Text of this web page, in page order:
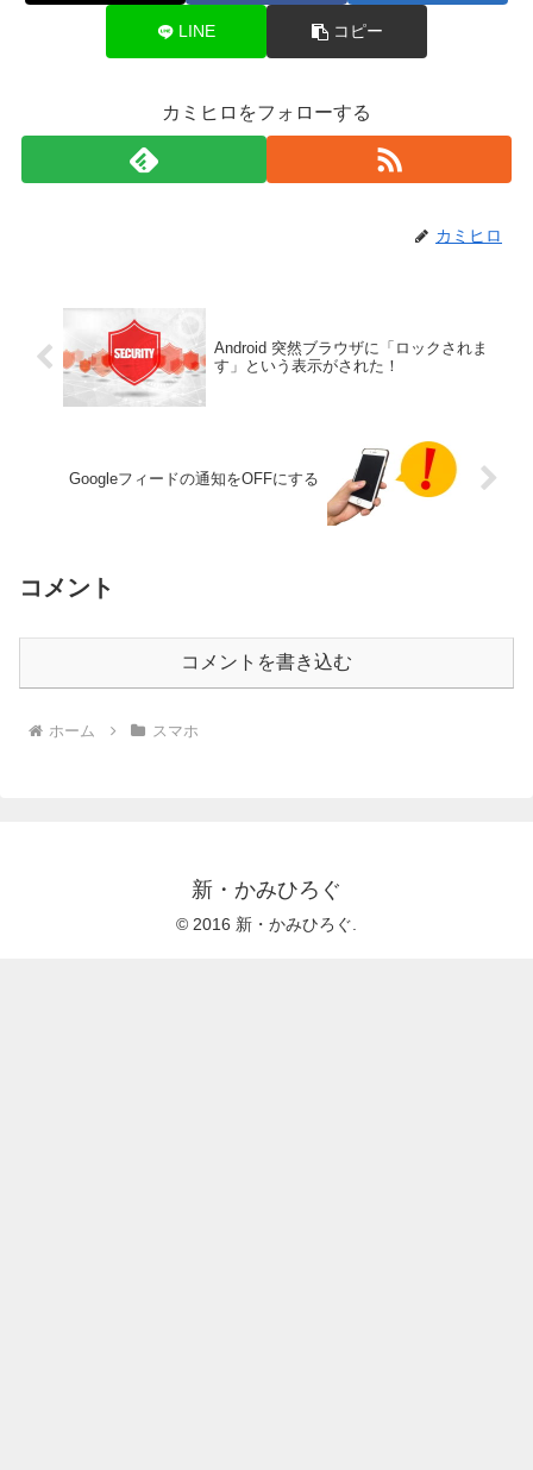
LINE コピー
カミヒロをフォローする
カミヒロ
Android 突然ブラウザに「ロックされま
す」という表示がされた！
Googleフィードの通知をOFFにする
コメント
コメントを書き込む
ホーム スマホ
新・かみひろぐ
© 2016 新・かみひろぐ.